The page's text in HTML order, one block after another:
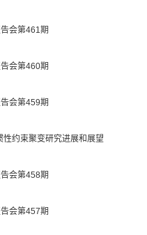
会第461期
会第460期
会第459期
约束聚变研究进展和展望
会第458期
会第457期